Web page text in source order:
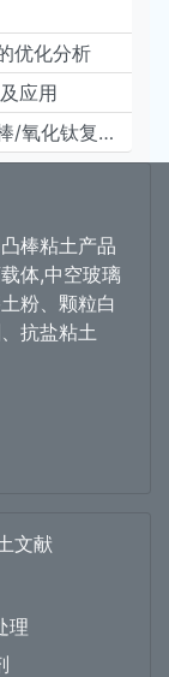
优化分析
应用
钛酸钡基压电陶瓷与核壳结构的凹凸棒/氧化钛复合材料的制备及物性研究
棒粘土产品
体,中空玻璃
粉、颗粒白
抗盐粘土
文献
理